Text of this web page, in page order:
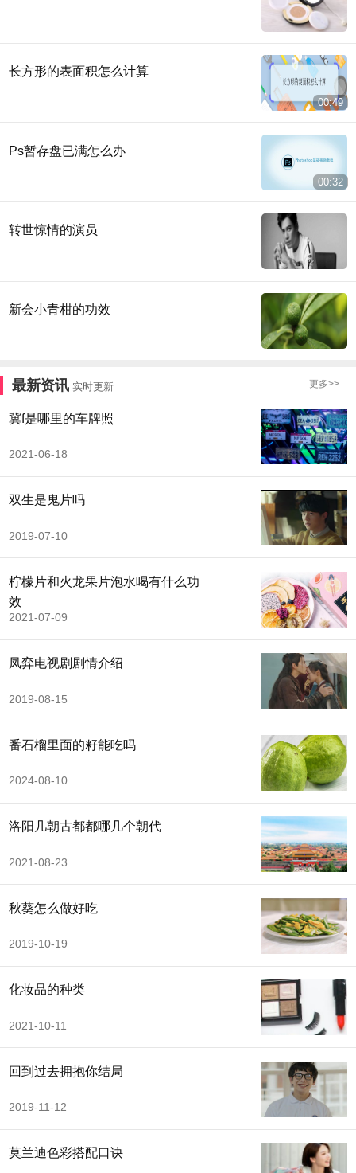
长方形的表面积怎么计算
00:49
Ps暂存盘已满怎么办
00:32
转世惊情的演员
新会小青柑的功效
最新资讯 实时更新 更多>>
冀f是哪里的车牌照
2021-06-18
双生是鬼片吗
2019-07-10
柠檬片和火龙果片泡水喝有什么功
效
2021-07-09
凤弈电视剧剧情介绍
2019-08-15
番石榴里面的籽能吃吗
2024-08-10
洛阳几朝古都都哪几个朝代
2021-08-23
秋葵怎么做好吃
2019-10-19
化妆品的种类
2021-10-11
回到过去拥抱你结局
2019-11-12
莫兰迪色彩搭配口诀